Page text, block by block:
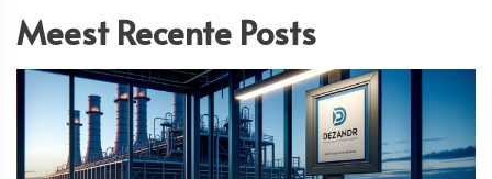
Meest Recente Posts